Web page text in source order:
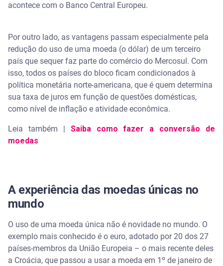
acontece com o Banco Central Europeu.
Por outro lado, as vantagens passam especialmente pela
redução do uso de uma moeda (o dólar) de um terceiro
país que sequer faz parte do comércio do Mercosul. Com
isso, todos os países do bloco ficam condicionados à
política monetária norte-americana, que é quem determina
sua taxa de juros em função de questões domésticas,
como nível de inflação e atividade econômica.
Leia também | Saiba como fazer a conversão de
moedas
A experiência das moedas únicas no
mundo
O uso de uma moeda única não é novidade no mundo. O
exemplo mais conhecido é o euro, adotado por 20 dos 27
países-membros da União Europeia – o mais recente deles
a Croácia, que passou a usar a moeda em 1º de janeiro de